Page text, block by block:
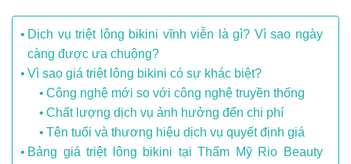
Dịch vụ triệt lông bikini vĩnh viễn là gì? Vì sao ngày
càng được ưa chuộng?
Vì sao giá triệt lông bikini có sự khác biệt?
Công nghệ mới so với công nghệ truyền thống
Chất lượng dịch vụ ảnh hưởng đến chi phí
Tên tuổi và thương hiệu dịch vụ quyết định giá
Bảng giá triệt lông bikini tại Thẩm Mỹ Rio Beauty